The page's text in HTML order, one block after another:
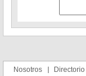
Nosotros Directorio